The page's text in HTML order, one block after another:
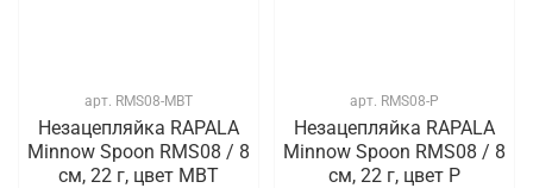
арт. RMS08-MBT
Незацепляйка RAPALA
Minnow Spoon RMS08 / 8
см, 22 г, цвет MBT
арт. RMS08-P
Незацепляйка RAPALA
Minnow Spoon RMS08 / 8
см, 22 г, цвет P